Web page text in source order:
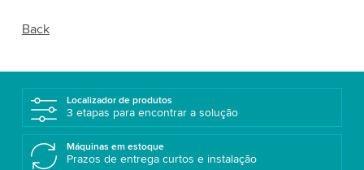
Back
Localizador de produtos
3 etapas para encontrar a solução
Máquinas em estoque
Prazos de entrega curtos e instalação